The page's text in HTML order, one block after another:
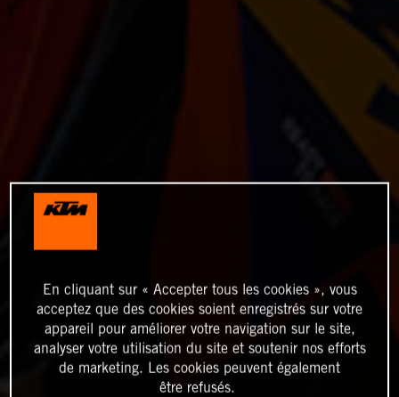
En cliquant sur « Accepter tous les cookies », vous
acceptez que des cookies soient enregistrés sur votre
appareil pour améliorer votre navigation sur le site,
analyser votre utilisation du site et soutenir nos efforts
de marketing. Les cookies peuvent également
être refusés.